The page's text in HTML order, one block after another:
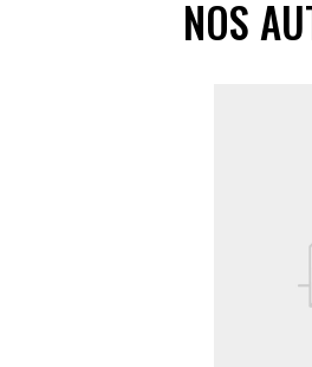
NOS